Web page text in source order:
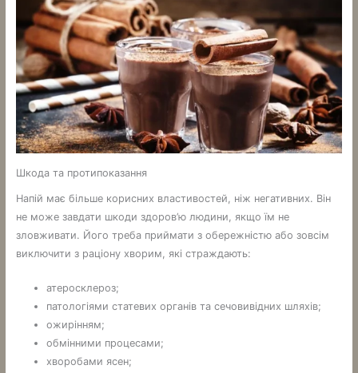
Шкода та протипоказання
Напій має більше корисних властивостей, ніж негативних. Він
не може завдати шкоди здоров’ю людини, якщо їм не
зловживати. Його треба приймати з обережністю або зовсім
виключити з раціону хворим, які страждають:
атеросклероз;
патологіями статевих органів та сечовивідних шляхів;
ожирінням;
обмінними процесами;
хворобами ясен;